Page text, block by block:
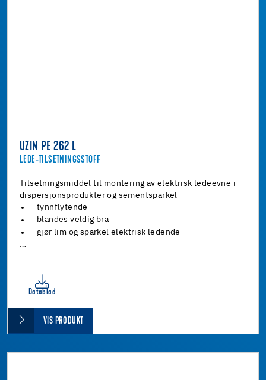
UZIN PE 262 L
LEDE-TILSETNINGSSTOFF
Tilsetningsmiddel til montering av elektrisk ledeevne i
dispersjonsprodukter og sementsparkel
tynnflytende
blandes veldig bra
gjør lim og sparkel elektrisk ledende
…
Datablad
VIS PRODUKT